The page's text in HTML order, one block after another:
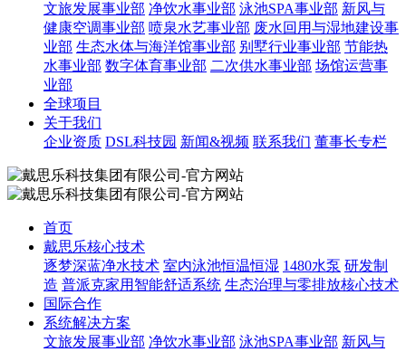
文旅发展事业部 净饮水事业部 泳池SPA事业部 新风与
健康空调事业部 喷泉水艺事业部 废水回用与湿地建设事
业部 生态水体与海洋馆事业部 别墅行业事业部 节能热
水事业部 数字体育事业部 二次供水事业部 场馆运营事
业部
全球项目
关于我们
企业资质 DSL科技园 新闻&视频 联系我们 董事长专栏
首页
戴思乐核心技术
逐梦深蓝净水技术 室内泳池恒温恒湿 1480水泵 研发制
造 普派克家用智能舒适系统 生态治理与零排放核心技术
国际合作
系统解决方案
文旅发展事业部 净饮水事业部 泳池SPA事业部 新风与